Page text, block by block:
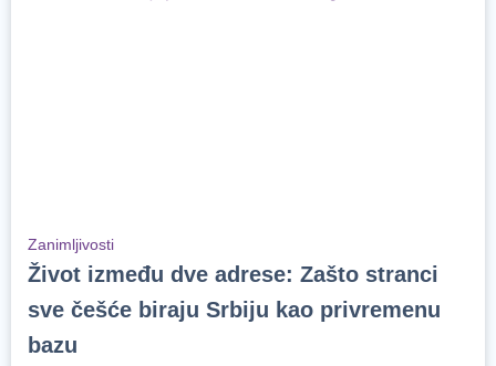
Zanimljivosti
Život između dve adrese: Zašto stranci
sve češće biraju Srbiju kao privremenu
bazu